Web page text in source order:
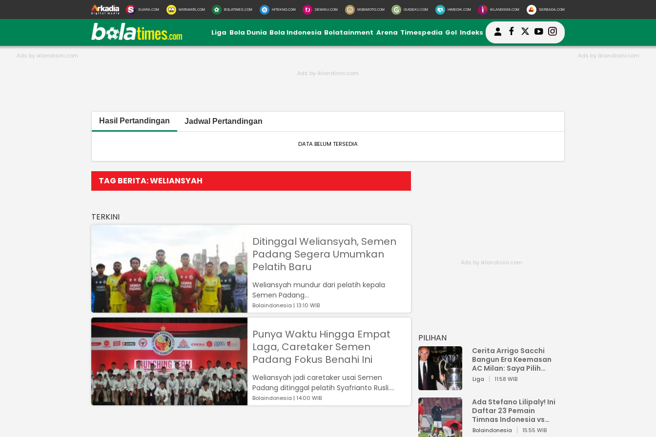
SUARA.COM MATAMATA.COM BOLATIMES.COM HITEKNO.COM DEWIKU.COM MOBIMOTO.COM GUIDEKU.COM HIMEDIK.COM IKLANDISINI.COM SERBADA.COM
Liga Bola Dunia Bola Indonesia Bolatainment Arena Timespedia Gol Indeks
Hasil Pertandingan Jadwal Pertandingan
DATA BELUM TERSEDIA
TAG BERITA: WELIANSYAH
TERKINI
Ditinggal Weliansyah, Semen
Padang Segera Umumkan
Pelatih Baru
Weliansyah mundur dari pelatih kepala
Semen Padang...
Bolaindonesia | 13:10 WIB
Punya Waktu Hingga Empat
Laga, Caretaker Semen
Padang Fokus Benahi Ini
Weliansyah jadi caretaker usai Semen
Padang ditinggal pelatih Syafrianto Rusli....
Bolaindonesia | 14:00 WIB
PILIHAN
Cerita Arrigo Sacchi
Bangun Era Keemasan
AC Milan: Saya Pilih
Pemain dari Isi Otaknya
Liga 11:58 WIB
Ada Stefano Lilipaly! Ini
Daftar 23 Pemain
Timnas Indonesia vs
China
Bolaindonesia 15:55 WIB